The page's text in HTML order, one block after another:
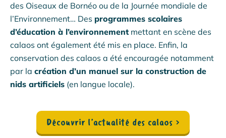
des Oiseaux de Bornéo ou de la Journée mondiale de
l’Environnement… Des programmes scolaires
d’éducation à l’environnementmettant en scène des
calaos ont également été mis en place. Enfin, la
conservation des calaos a été encouragée notamment
par la création d’un manuel sur la construction de
nids artificiels (en langue locale).
Découvrir l’actualité des calaos ›